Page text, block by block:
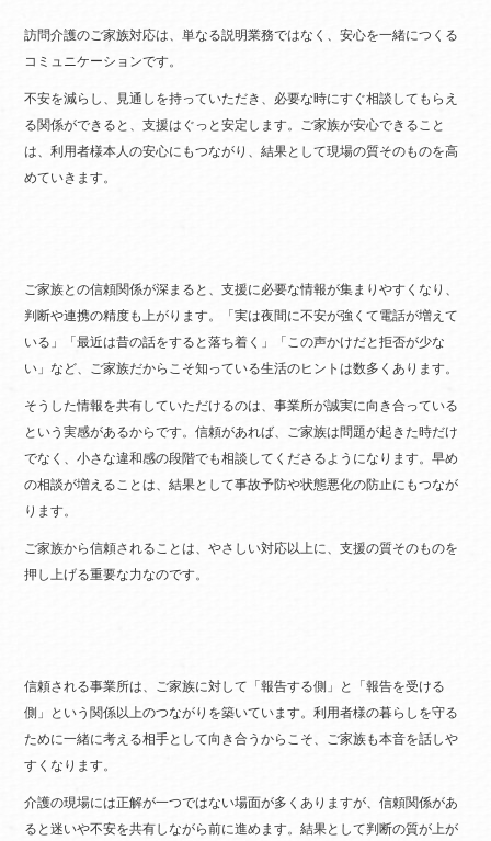
訪問介護のご家族対応は、単なる説明業務ではなく、安心を一緒につくる
コミュニケーションです。
不安を減らし、見通しを持っていただき、必要な時にすぐ相談してもらえ
る関係ができると、支援はぐっと安定します。ご家族が安心できること
は、利用者様本人の安心にもつながり、結果として現場の質そのものを高
めていきます。
ご家族との信頼関係が深まると、支援に必要な情報が集まりやすくなり、
判断や連携の精度も上がります。「実は夜間に不安が強くて電話が増えて
いる」「最近は昔の話をすると落ち着く」「この声かけだと拒否が少な
い」など、ご家族だからこそ知っている生活のヒントは数多くあります。
そうした情報を共有していただけるのは、事業所が誠実に向き合っている
という実感があるからです。信頼があれば、ご家族は問題が起きた時だけ
でなく、小さな違和感の段階でも相談してくださるようになります。早め
の相談が増えることは、結果として事故予防や状態悪化の防止にもつなが
ります。
ご家族から信頼されることは、やさしい対応以上に、支援の質そのものを
押し上げる重要な力なのです。
信頼される事業所は、ご家族に対して「報告する側」と「報告を受ける
側」という関係以上のつながりを築いています。利用者様の暮らしを守る
ために一緒に考える相手として向き合うからこそ、ご家族も本音を話しや
すくなります。
介護の現場には正解が一つではない場面が多くありますが、信頼関係があ
ると迷いや不安を共有しながら前に進めます。結果として判断の質が上が